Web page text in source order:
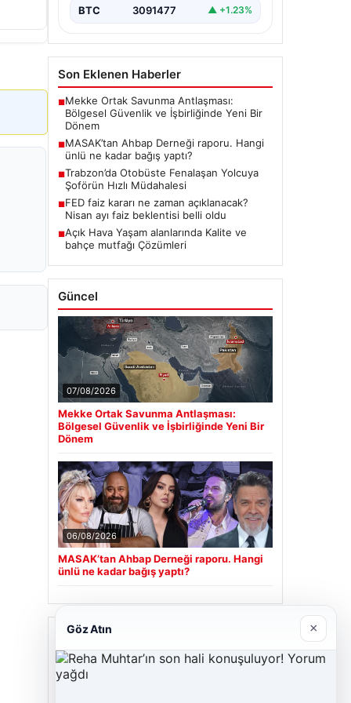
BTC 3091477 ▲ +1.23%
Son Eklenen Haberler
■Mekke Ortak Savunma Antlaşması:
Bölgesel Güvenlik ve İşbirliğinde Yeni Bir
Dönem
■MASAK’tan Ahbap Derneği raporu. Hangi
ünlü ne kadar bağış yaptı?
■Trabzon’da Otobüste Fenalaşan Yolcuya
Şoförün Hızlı Müdahalesi
■FED faiz kararı ne zaman açıklanacak?
Nisan ayı faiz beklentisi belli oldu
■Açık Hava Yaşam alanlarında Kalite ve
bahçe mutfağı Çözümleri
Güncel
07/08/2026
Mekke Ortak Savunma Antlaşması:
Bölgesel Güvenlik ve İşbirliğinde Yeni Bir
Dönem
06/08/2026
MASAK’tan Ahbap Derneği raporu. Hangi
ünlü ne kadar bağış yaptı?
Son Eklenen Firmalar
Cengiz Sigorta
Göz Atın ×